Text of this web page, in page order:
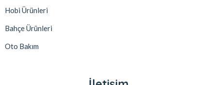
Hobi Ürünleri
Bahçe Ürünleri
Oto Bakım